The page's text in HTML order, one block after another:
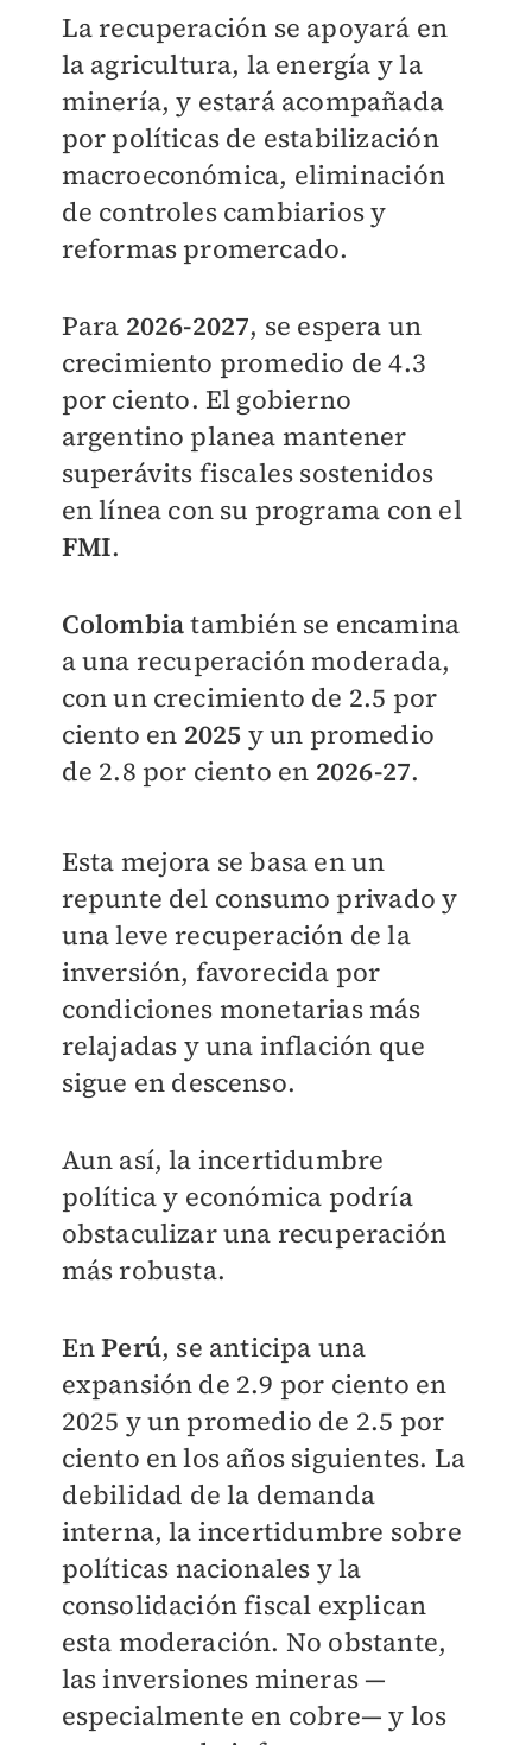
La recuperación se apoyará en
la agricultura, la energía y la
minería, y estará acompañada
por políticas de estabilización
macroeconómica, eliminación
de controles cambiarios y
reformas promercado.
Para 2026-2027, se espera un
crecimiento promedio de 4.3
por ciento. El gobierno
argentino planea mantener
superávits fiscales sostenidos
en línea con su programa con el
FMI.
Colombiatambién se encamina
a una recuperación moderada,
con un crecimiento de 2.5 por
ciento en 2025 y un promedio
de 2.8 por ciento en 2026-27.
Esta mejora se basa en un
repunte del consumo privado y
una leve recuperación de la
inversión, favorecida por
condiciones monetarias más
relajadas y una inflación que
sigue en descenso.
Aun así, la incertidumbre
política y económica podría
obstaculizar una recuperación
más robusta.
EnPerú, se anticipa una
expansión de 2.9 por ciento en
2025 y un promedio de 2.5 por
ciento en los años siguientes. La
debilidad de la demanda
interna, la incertidumbre sobre
políticas nacionales y la
consolidación fiscal explican
esta moderación. No obstante,
las inversiones mineras —
especialmente en cobre— y los